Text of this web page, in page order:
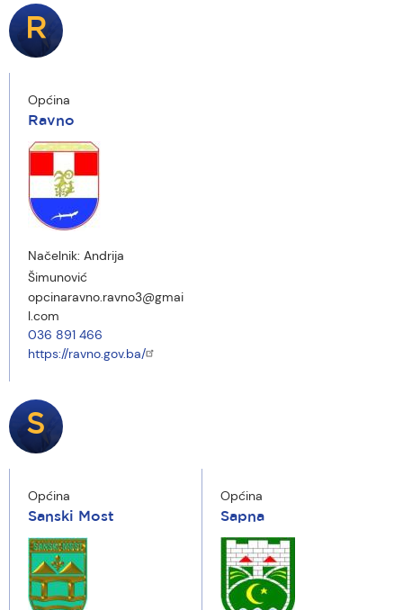
R
Općina
Ravno
Načelnik: Andrija
Šimunović
opcinaravno.ravno3@gmai
l.com
036 891 466
https://ravno.gov.ba/
S
Općina
Sanski Most
Općina
Sapna